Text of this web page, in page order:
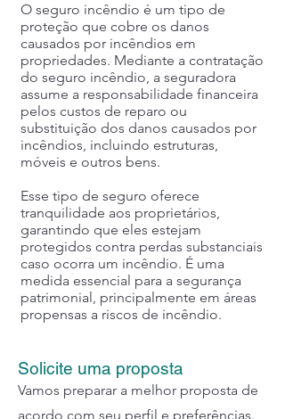
O seguro incêndio é um tipo de
proteção que cobre os danos
causados por incêndios em
propriedades. Mediante a contratação
do seguro incêndio, a seguradora
assume a responsabilidade financeira
pelos custos de reparo ou
substituição dos danos causados por
incêndios, incluindo estruturas,
móveis e outros bens.
Esse tipo de seguro oferece
tranquilidade aos proprietários,
garantindo que eles estejam
protegidos contra perdas substanciais
caso ocorra um incêndio. É uma
medida essencial para a segurança
patrimonial, principalmente em áreas
propensas a riscos de incêndio.
Solicite uma proposta
Vamos preparar a melhor proposta de
acordo com seu perfil e preferências.